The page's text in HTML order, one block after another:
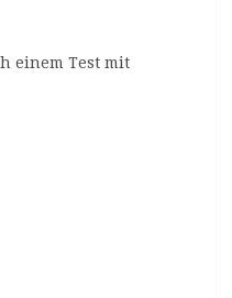
einem Test mit